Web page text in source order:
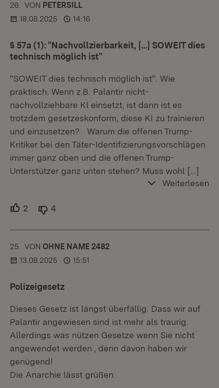
26. KOMMENTAR
VON :PETERSILL
18.08.2025
14:16
§ 57a (1): "Nachvollzierbarkeit, [...] SOWEIT dies
technisch möglich ist"
"SOWEIT dies technisch möglich ist". Wie
praktisch. Wenn z.B. Palantir nicht-
nachvollziehbare KI einsetzt, ist dann ist es
trotzdem gesetzeskonform, diese KI zu trainieren
und einzusetzen? Warum die offenen Trump-
Kritiker bei den Täter-Identifizierungsvorschlägen
immer ganz oben und die offenen Trump-
Unterstützer ganz unten stehen? Muss wohl […]
Weiterlesen
2 Unterstützer.
4
25. KOMMENTAR
VON :OHNE NAME 2482
13.08.2025
15:51
Polizeigesetz
Dieses Gesetz ist längst überfällig. Dass wir auf
Palantir angewiesen sind ist mehr als traurig.
Allerdings was nützen Gesetze wenn Sie nicht
angewendet werden , denn davon haben wir
genügend!
Die Anarchie lässt grüßen.